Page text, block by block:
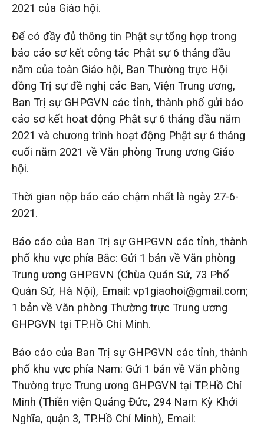
2021 của Giáo hội.
Để có đầy đủ thông tin Phật sự tổng hợp trong
báo cáo sơ kết công tác Phật sự 6 tháng đầu
năm của toàn Giáo hội, Ban Thường trực Hội
đồng Trị sự đề nghị các Ban, Viện Trung ương,
Ban Trị sự GHPGVN các tỉnh, thành phố gửi báo
cáo sơ kết hoạt động Phật sự 6 tháng đầu năm
2021 và chương trình hoạt động Phật sự 6 tháng
cuối năm 2021 về Văn phòng Trung ương Giáo
hội.
Thời gian nộp báo cáo chậm nhất là ngày 27-6-
2021.
Báo cáo của Ban Trị sự GHPGVN các tỉnh, thành
phố khu vực phía Bắc: Gửi 1 bản về Văn phòng
Trung ương GHPGVN (Chùa Quán Sứ, 73 Phố
Quán Sứ, Hà Nội), Email: vp1giaohoi@gmail.com;
1 bản về Văn phòng Thường trực Trung ương
GHPGVN tại TP.Hồ Chí Minh.
Báo cáo của Ban Trị sự GHPGVN các tỉnh, thành
phố khu vực phía Nam: Gửi 1 bản về Văn phòng
Thường trực Trung ương GHPGVN tại TP.Hồ Chí
Minh (Thiền viện Quảng Đức, 294 Nam Kỳ Khởi
Nghĩa, quận 3, TP.Hồ Chí Minh), Email: